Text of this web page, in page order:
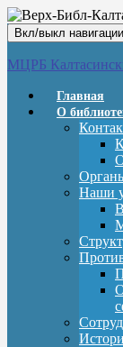
Вкл/выкл навигации
МЦРБ
Главная
О
Наши